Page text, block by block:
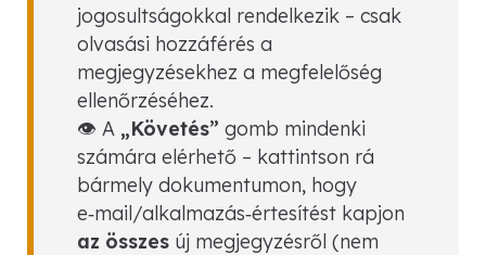
jogosultságokkal rendelkezik – csak
olvasási hozzáférés a
megjegyzésekhez a megfelelőség
ellenőrzéséhez.
👁️ A „Követés” gomb mindenki
számára elérhető – kattintson rá
bármely dokumentumon, hogy
e‑mail/alkalmazás‑értesítést kapjon
az összes új megjegyzésről (nem